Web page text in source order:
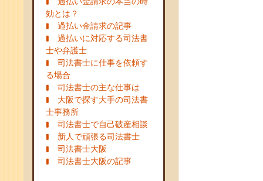
効とは？
過払い金請求の記事
過払いに対応する司法書
士や弁護士
司法書士に仕事を依頼す
る場合
司法書士の主な仕事は
大阪で探す大手の司法書
士事務所
司法書士で自己破産相談
新人で頑張る司法書士
司法書士大阪
司法書士大阪の記事